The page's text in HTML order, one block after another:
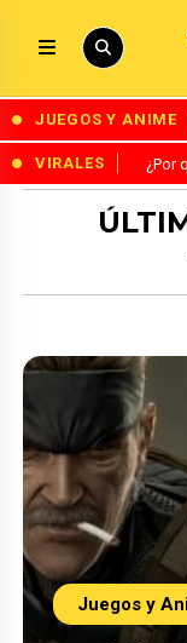
JUEGOS Y ANIME
VIRALES ¿Por
Juegos y